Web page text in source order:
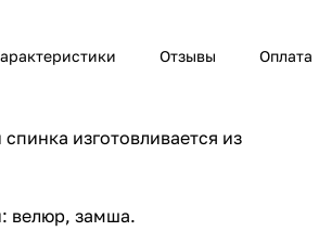
Отзывы Оплата
изготовливается из
велюр, замша.